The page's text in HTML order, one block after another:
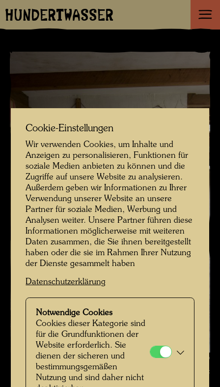
HUNDERTWASSER
Pigsty in Hundertwassers Kaurinui Valley , Fotograf: Richard Smart ©
Richard Smart
Cookie-Einstellungen
Wir verwenden Cookies, um Inhalte und
Anzeigen zu personalisieren, Funktionen für
soziale Medien anbieten zu können und die
Zugriffe auf unsere Website zu analysieren.
Außerdem geben wir Informationen zu Ihrer
Verwendung unserer Website an unsere
Partner für soziale Medien, Werbung und
Analysen weiter. Unsere Partner führen diese
Informationen möglicherweise mit weiteren
Daten zusammen, die Sie ihnen bereitgestellt
haben oder die sie im Rahmen Ihrer Nutzung
der Dienste gesammelt haben
Datenschutzerklärung
Notwendige Cookies
Cookies dieser Kategorie sind
für die Grundfunktionen der
Website erforderlich. Sie
dienen der sicheren und
bestimmungsgemäßen
Nutzung und sind daher nicht